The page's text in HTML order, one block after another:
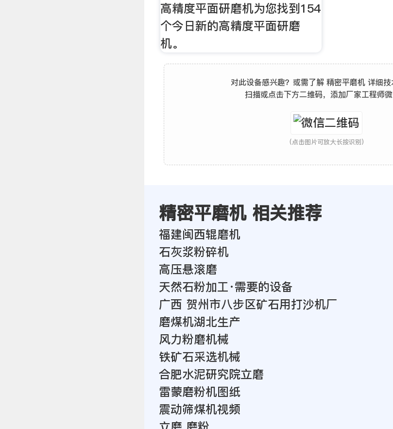
高精度平面研磨机为您找到154
个今日新的高精度平面研磨
机。
对此设备感兴趣？或需了解 精密平磨机 详细技
扫描或点击下方二维码，添加厂家工程师微
(点击图片可放大长按识别)
精密平磨机 相关推荐
福建闽西辊磨机
石灰浆粉碎机
高压悬滚磨
天然石粉加工·需要的设备
广西 贺州市八步区矿石用打沙机厂
磨煤机湖北生产
风力粉磨机械
铁矿石采选机械
合肥水泥研究院立磨
雷蒙磨粉机图纸
震动筛煤机视频